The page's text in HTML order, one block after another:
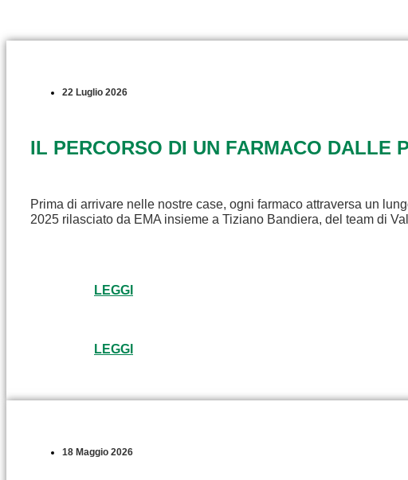
22 Luglio 2026
IL PERCORSO DI UN FARMACO DALLE
Prima di arrivare nelle nostre case, ogni farmaco attraversa un
2025 rilasciato da EMA insieme a Tiziano Bandiera, del team di
LEGGI
LEGGI
18 Maggio 2026